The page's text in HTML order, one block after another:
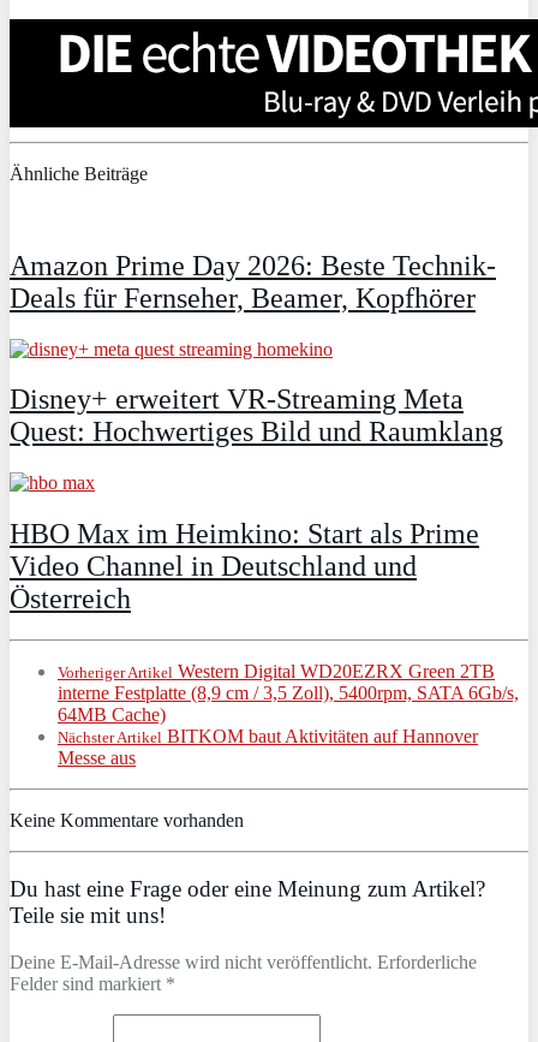
Ähnliche Beiträge
Amazon Prime Day 2026: Beste Technik-
Deals für Fernseher, Beamer, Kopfhörer
Disney+ erweitert VR‑Streaming Meta
Quest: Hochwertiges Bild und Raumklang
HBO Max im Heimkino: Start als Prime
Video Channel in Deutschland und
Österreich
Vorheriger Artikel Western Digital WD20EZRX Green 2TB
interne Festplatte (8,9 cm / 3,5 Zoll), 5400rpm, SATA 6Gb/s,
64MB Cache)
Nächster Artikel BITKOM baut Aktivitäten auf Hannover
Messe aus
Keine Kommentare vorhanden
Du hast eine Frage oder eine Meinung zum Artikel?
Teile sie mit uns!
Deine E-Mail-Adresse wird nicht veröffentlicht. Erforderliche
Felder sind markiert *